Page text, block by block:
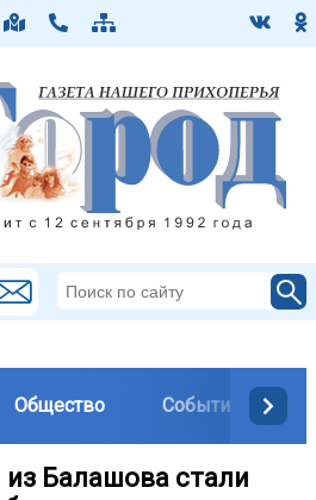
Общество События
Балашова стали